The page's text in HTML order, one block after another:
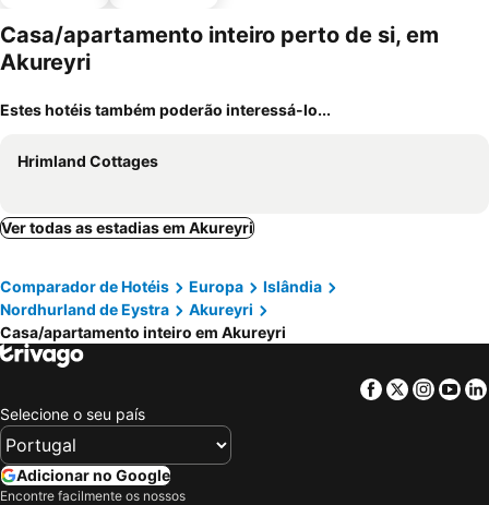
mento
Casa/apartamento inteiro perto de si, em
Akureyri
Estes hotéis também poderão interessá-lo...
Hrimland Cottages
Ver todas as estadias em Akureyri
Comparador de Hotéis Europa
Islândia
Nordhurland de Eystra
Akureyri
Casa/apartamento inteiro em Akureyri
Facebook
Twitter
Selecione o seu país
Adicionar no Google
Encontre facilmente os nossos